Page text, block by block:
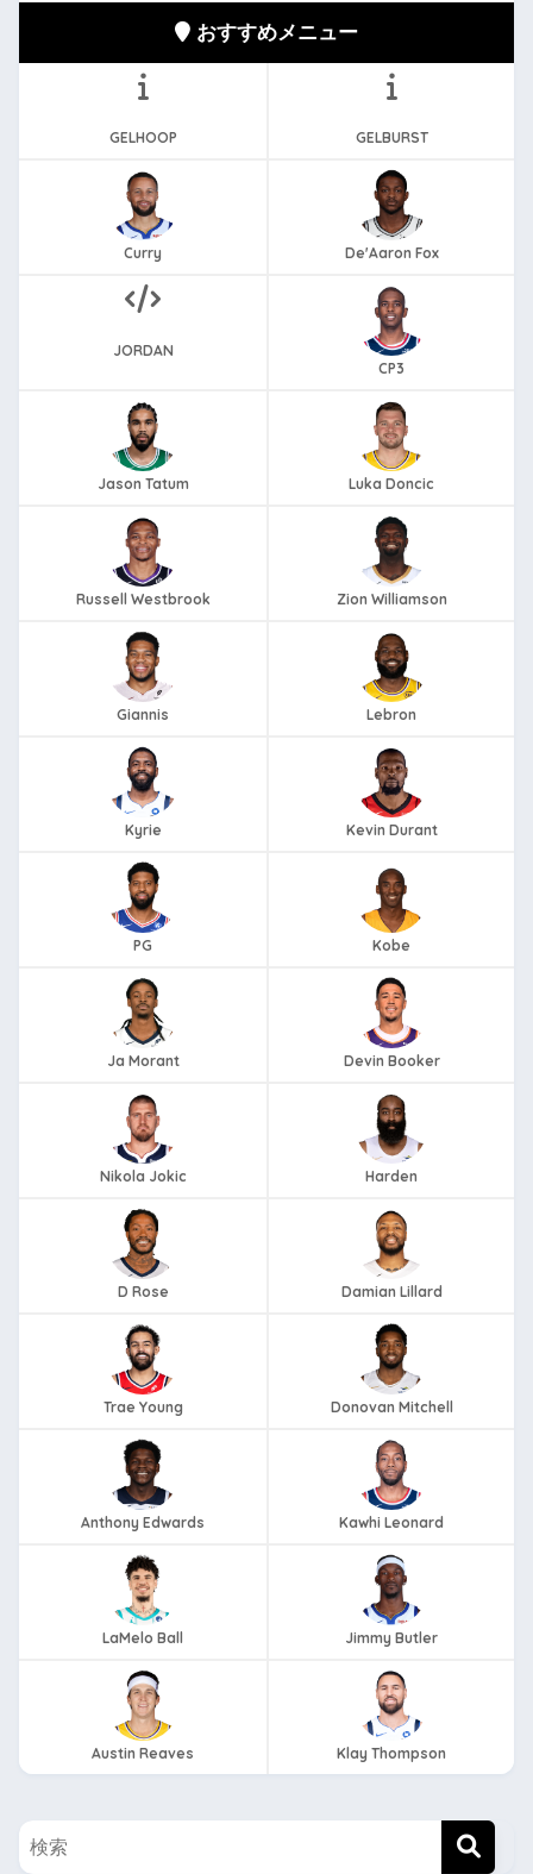
おすすめメニュー
GELHOOP GELBURST
Curry De'Aaron Fox
JORDAN
CP3
Jason Tatum Luka Doncic
Russell Westbrook Zion Williamson
Giannis Lebron
Kyrie Kevin Durant
PG Kobe
Ja Morant Devin Booker
Nikola Jokic Harden
D Rose Damian Lillard
Trae Young Donovan Mitchell
Anthony Edwards Kawhi Leonard
LaMelo Ball Jimmy Butler
Austin Reaves Klay Thompson